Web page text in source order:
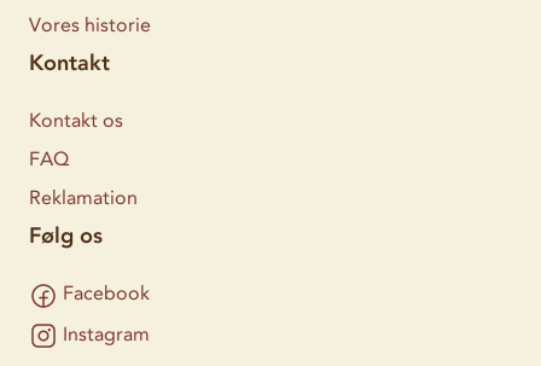
Vores historie
Kontakt
Kontakt os
FAQ
Reklamation
Følg os
Facebook
Instagram